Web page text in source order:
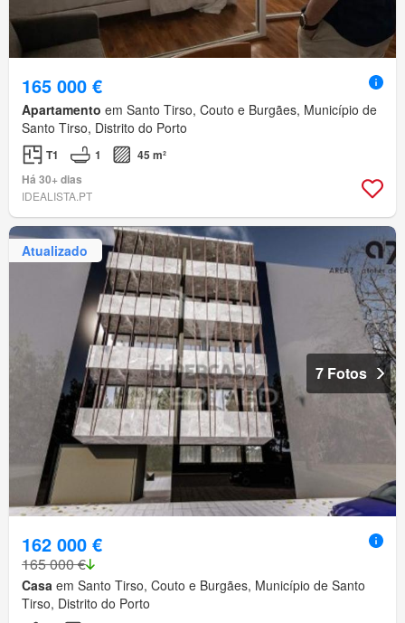
165 000 €
Apartamento em Santo Tirso, Couto e Burgães, Município de
Santo Tirso, Distrito do Porto
T1 1
45 m²
Há 30+ dias
IDEALISTA.PT
Atualizado
7 Fotos
162 000 €
165 000 €
Casa em Santo Tirso, Couto e Burgães, Município de Santo
Tirso, Distrito do Porto